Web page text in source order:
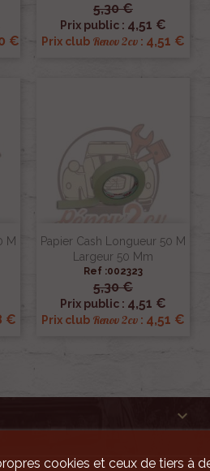
€
5,30 €
Prix public : 4,51 €
Prix club Renov 2cv : 4,51 €
M
€
Papier Cash Longueur 50 M
Largeur 50 Mm
Ref :002323
5,30 €
Prix public : 4,51 €
Prix club Renov 2cv : 4,51 €

cookies et ceux de tiers à